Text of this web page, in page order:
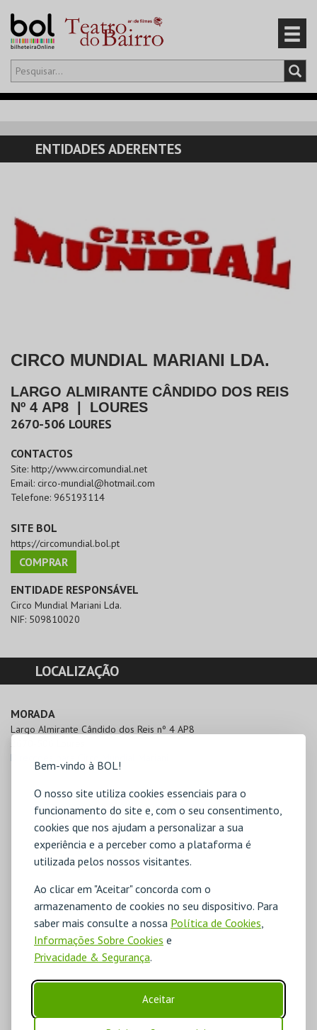
Bem-vindo à BOL!
O nosso site utiliza cookies essenciais para o
funcionamento do site e, com o seu consentimento,
cookies que nos ajudam a personalizar a sua
experiência e a perceber como a plataforma é
utilizada pelos nossos visitantes.
Ao clicar em "Aceitar" concorda com o
armazenamento de cookies no seu dispositivo. Para
saber mais consulte a nossa Política de Cookies,
Informações Sobre Cookies e
Privacidade & Segurança.
Aceitar
Olá,iniciar sessão
CARRINHO
EVENTOS
PRODUTOS
ENTIDADES ADERENTES
CIRCO MUNDIAL MARIANI LDA.
LARGO ALMIRANTE CÂNDIDO DOS REIS
Nº 4 AP8 | LOURES
2670-506 LOURES
CONTACTOS
Site: http://www.circomundial.net
Email: circo-mundial@hotmail.com
Telefone: 965193114
SITE BOL
https://circomundial.bol.pt
COMPRAR
ENTIDADE RESPONSÁVEL
Circo Mundial Mariani Lda.
NIF: 509810020
LOCALIZAÇÃO
MORADA
Largo Almirante Cândido dos Reis nº 4 AP8
2670-506 Loures
Direcções para Circo Mundial Mariani